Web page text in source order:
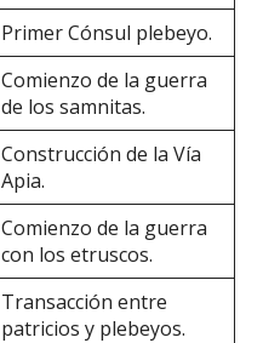
Primer Cónsul plebeyo.
Comienzo de la guerra
de los samnitas.
Construcción de la Vía
Apia.
Comienzo de la guerra
con los etruscos.
Transacción entre
patricios y plebeyos.